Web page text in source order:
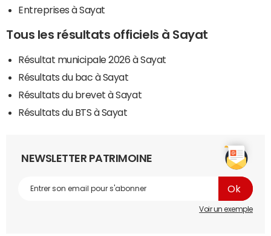
Entreprises à Sayat
Tous les résultats officiels à Sayat
Résultat municipale 2026 à Sayat
Résultats du bac à Sayat
Résultats du brevet à Sayat
Résultats du BTS à Sayat
NEWSLETTER PATRIMOINE
Voir un exemple